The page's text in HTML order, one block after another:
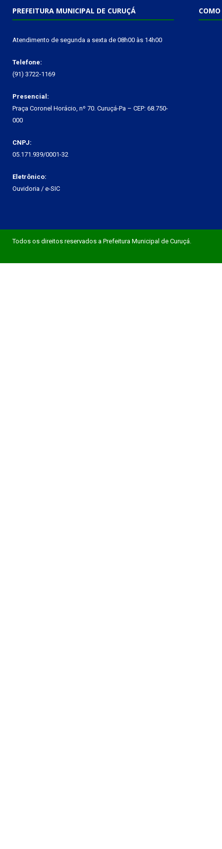
PREFEITURA MUNICIPAL DE CURUÇÁ
Atendimento de segunda a sexta de 08h00 às 14h00
Telefone:
(91) 3722-1169
Presencial:
Praça Coronel Horácio, nº 70. Curuçá-Pa – CEP: 68.750-
000
CNPJ:
05.171.939/0001-32
Eletrônico:
Ouvidoria / e-SIC
COMO
Todos os direitos reservados a Prefeitura Municipal de Curuçá.